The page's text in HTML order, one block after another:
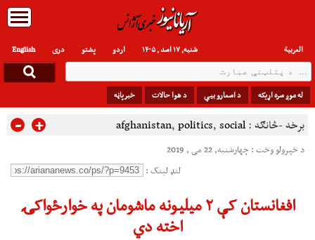
English دری پشتو العربیة اردو شنبه, ۱۷ اسد , ۱۴۰۵
له موږ سره اړیکه د اسعارو بیې د هوا حالات خبرپاڼه
برخه -څانګه : afghanistan, politics, social
- +
د خپرولو وخت : چهارشنبه, 22 می , 2019
لنډ لینک :
افغانستان کې ۲ میلیونه ماشومان په خوارځواکۍ
اخته دي